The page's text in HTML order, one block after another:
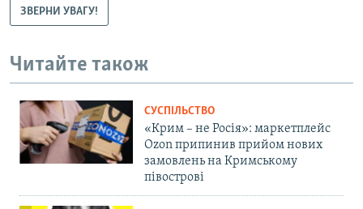
ЗВЕРНИ УВАГУ!
Читайте також
СУСПІЛЬСТВО
«Крим – не Росія»: маркетплейс
Ozon припинив прийом нових
замовлень на Кримському
півострові